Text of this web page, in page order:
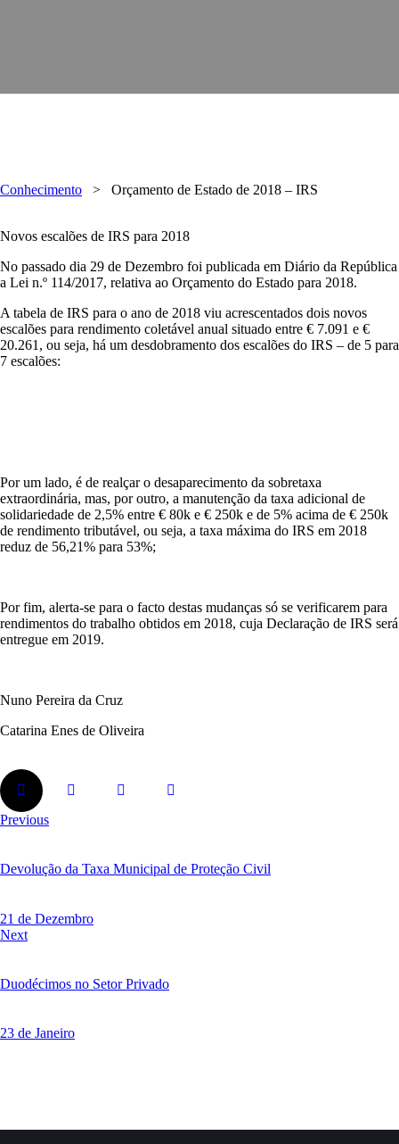
Conhecimento > Orçamento de Estado de 2018 – IRS
Novos escalões de IRS para 2018
No passado dia 29 de Dezembro foi publicada em Diário da República
a Lei n.º 114/2017, relativa ao Orçamento do Estado para 2018.
A tabela de IRS para o ano de 2018 viu acrescentados dois novos
escalões para rendimento coletável anual situado entre € 7.091 e €
20.261, ou seja, há um desdobramento dos escalões do IRS – de 5 para
7 escalões:
Por um lado, é de realçar o desaparecimento da sobretaxa
extraordinária, mas, por outro, a manutenção da taxa adicional de
solidariedade de 2,5% entre € 80k e € 250k e de 5% acima de € 250k
de rendimento tributável, ou seja, a taxa máxima do IRS em 2018
reduz de 56,21% para 53%;
Por fim, alerta-se para o facto destas mudanças só se verificarem para
rendimentos do trabalho obtidos em 2018, cuja Declaração de IRS será
entregue em 2019.
Nuno Pereira da Cruz
Catarina Enes de Oliveira
Previous
Devolução da Taxa Municipal de Proteção Civil
21 de Dezembro
Next
Duodécimos no Setor Privado
23 de Janeiro